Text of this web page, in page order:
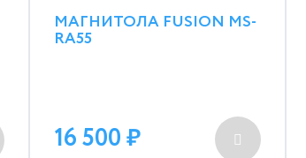
МАГНИТОЛА FUSION MS-
RA55
16 500